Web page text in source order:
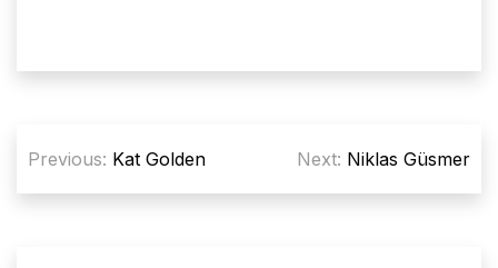
Previous: Kat Golden Next: Niklas Güsmer